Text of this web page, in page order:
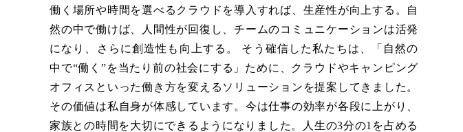
働く場所や時間を選べるクラウドを導入すれば、生産性が向上する。自
然の中で働けば、人間性が回復し、チームのコミュニケーションは活発
になり、さらに創造性も向上する。 そう確信した私たちは、「自然の
中で“働く”を当たり前の社会にする」ために、クラウドやキャンピング
オフィスといった働き方を変えるソリューションを提案してきました。
その価値は私自身が体感しています。今は仕事の効率が各段に上がり、
家族との時間を大切にできるようになりました。人生の3分の1を占める